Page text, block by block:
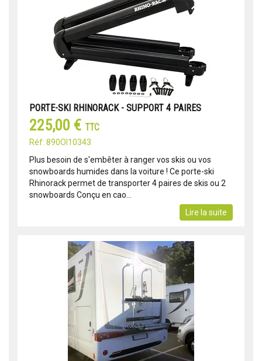
PORTE-SKI RHINORACK - SUPPORT 4 PAIRES
225,00 € TTC
Réf: 890OI10343
Plus besoin de s'embêter à ranger vos skis ou vos
snowboards humides dans la voiture ! Ce porte-ski
Rhinorack permet de transporter 4 paires de skis ou 2
snowboards Conçu en cao...
Lire la suite